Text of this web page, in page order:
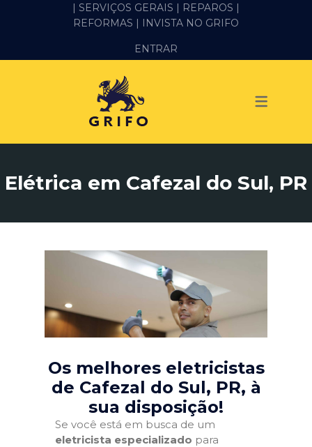
ALVENARIA E PEDREIRO
IMPERMEABILIZAÇÃO
REFORMA
| SERVIÇOS GERAIS | REPAROS |
REFORMAS | INVISTA NO GRIFO
ENTRAR
Elétrica em Cafezal do Sul, PR
Os melhores eletricistas
de Cafezal do Sul, PR, à
sua disposição!
Se você está em busca de um
eletricista especializado para